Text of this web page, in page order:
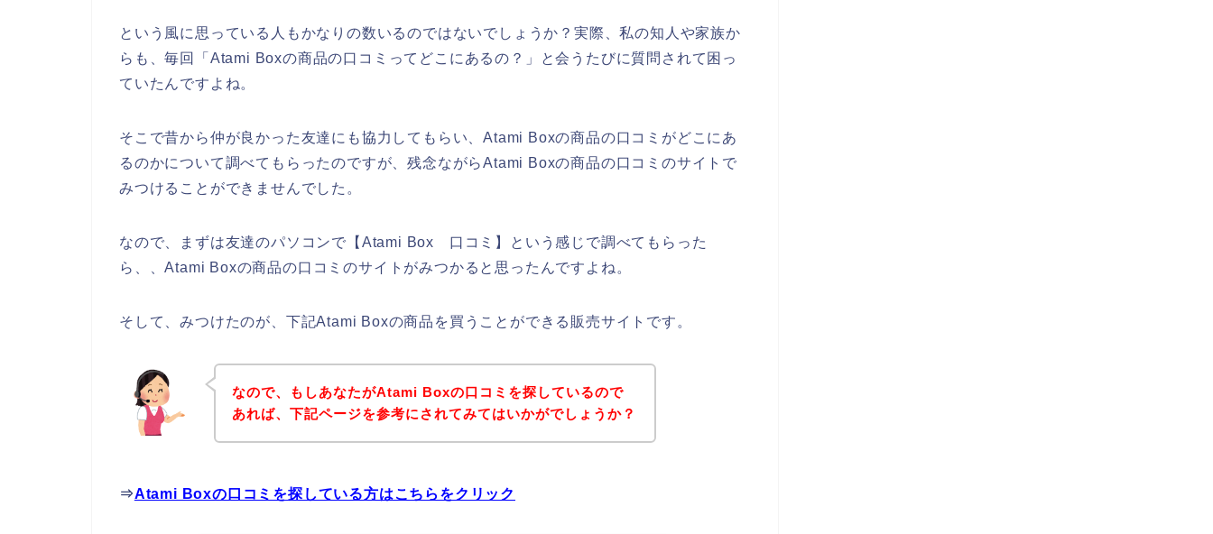
という風に思っている人もかなりの数いるのではないでしょうか？実際、私の知人や家族か
らも、毎回「Atami Boxの商品の口コミってどこにあるの？」と会うたびに質問されて困っ
ていたんですよね。
そこで昔から仲が良かった友達にも協力してもらい、Atami Boxの商品の口コミがどこにあ
るのかについて調べてもらったのですが、残念ながらAtami Boxの商品の口コミのサイトで
みつけることができませんでした。
なので、まずは友達のパソコンで【Atami Box 口コミ】という感じで調べてもらった
ら、、Atami Boxの商品の口コミのサイトがみつかると思ったんですよね。
そして、みつけたのが、下記Atami Boxの商品を買うことができる販売サイトです。
なので、もしあなたがAtami Boxの口コミを探しているので
あれば、下記ページを参考にされてみてはいかがでしょうか？
⇒Atami Boxの口コミを探している方はこちらをクリック